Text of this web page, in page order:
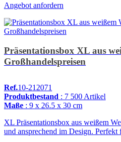
Angebot anfordern
Präsentationsbox XL aus
Großhandelspreisen
Ref.10-212071
Produktbestand : 7 500 Artikel
Maße : 9 x 26.5 x 30 cm
XL Präsentationsbox aus weißem
und ansprechend im Design. Perfekt